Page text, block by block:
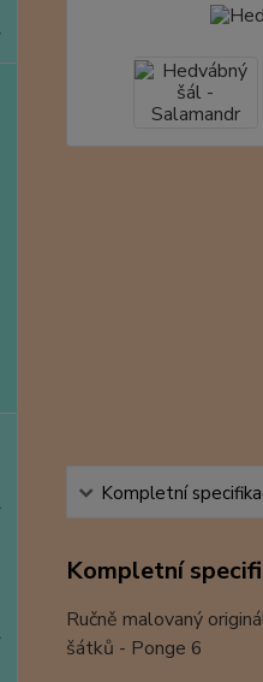
Kompletní
Kompletní
Ručně malovaný
šátků - Ponge 6